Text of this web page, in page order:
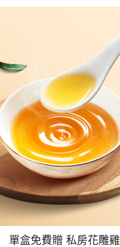
單盒免費贈 私房花雕雞